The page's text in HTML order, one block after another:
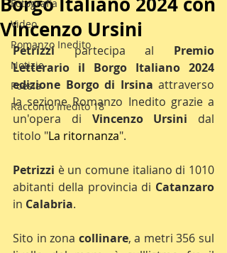
Fotografia
Video
Romanzo Inedito
Notizie
Poesia
Racconto Inedito 18
Vincenzo Ursini
Petrizzi partecipa al Premio
Letterario il Borgo Italiano 2024
edizione Borgo di Irsina attraverso
la sezione Romanzo Inedito grazie a
un'opera di Vincenzo Ursini dal
titolo "La ritornanza".
Petrizzi è un comune italiano di 1010
abitanti della provincia di
in Calabria.
Sito in zona collinare, a metri 356 sul